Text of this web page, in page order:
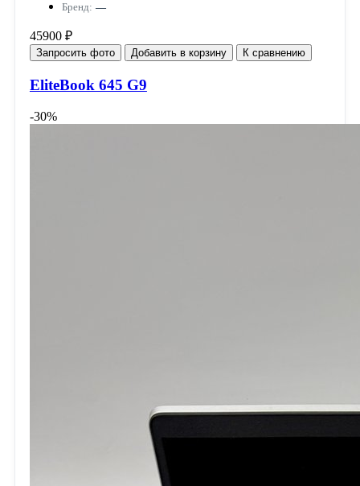
Бренд: —
45900 ₽
Запросить фото Добавить в корзину К сравнению
EliteBook 645 G9
-30%